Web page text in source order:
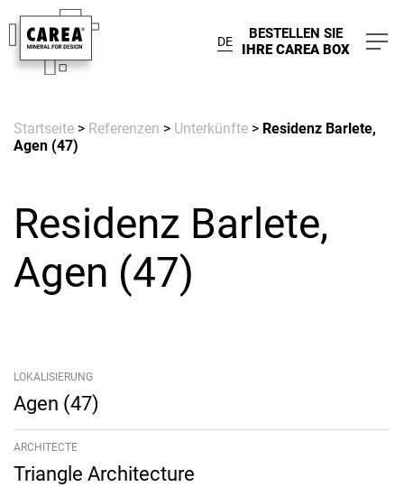
DE
BESTELLEN SIE
IHRE CAREA BOX
Startseite > Referenzen > Unterkünfte > Residenz Barlete,
Agen (47)
Residenz Barlete,
Agen (47)
LOKALISIERUNG
Agen (47)
ARCHITECTE
Triangle Architecture